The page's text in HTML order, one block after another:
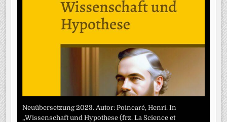
Neuübersetzung 2023. Autor: Poincaré, Henri. In
„Wissenschaft und Hypothese (frz. La Science et